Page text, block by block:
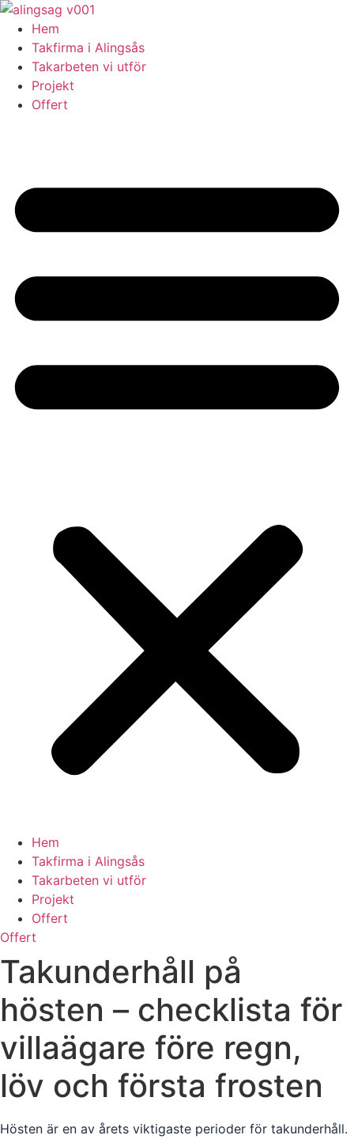
Skip
content
Hem
Takfirma i Alingsås
Takarbeten vi utför
Projekt
Offert
Hem
Takfirma i Alingsås
Takarbeten vi utför
Projekt
Offert
Offert
Takunderhåll på
hösten – checklista för
villaägare före regn,
löv och första frosten
Hösten är en av årets viktigaste perioder för takunderhåll.